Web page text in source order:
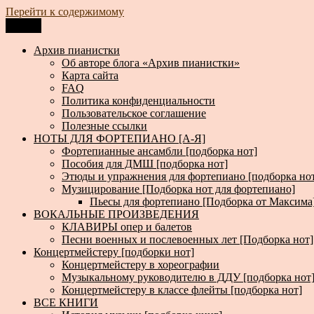
Перейти к содержимому
Архив пианистки
Всё для пианистов: ноты, книги, музыка, статьи…
Архив пианистки
Об авторе блога «Архив пианистки»
Карта сайта
FAQ
Политика конфиденциальности
Пользовательское соглашение
Полезные ссылки
НОТЫ ДЛЯ ФОРТЕПИАНО [А-Я]
Фортепианные ансамбли [подборка нот]
Пособия для ДМШ [подборка нот]
Этюды и упражнения для фортепиано [подборка
Музицирование [Подборка нот для фортепиано]
Пьесы для фортепиано [Подборка от
ВОКАЛЬНЫЕ ПРОИЗВЕДЕНИЯ
КЛАВИРЫ опер и балетов
Песни военных и послевоенных лет [Подборка нот]
Концертмейстеру [подборки нот]
Концертмейстеру в хореографии
Музыкальному руководителю в ДДУ [подборка нот]
Концертмейстеру в классе флейты [подборка нот]
ВСЕ КНИГИ